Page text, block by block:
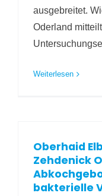
ausgebreitet.
Oderland
Weiterlesen
Oberhaid
Zehdenick
bakterielle